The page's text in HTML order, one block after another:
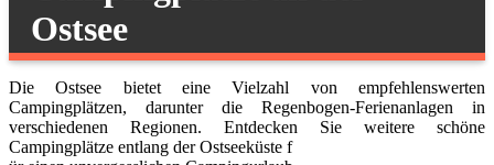
Ostsee
Die Ostsee bietet eine Vielzahl von empfehlenswerten
Campingplätzen, darunter die Regenbogen-Ferienanlagen in
verschiedenen Regionen. Entdecken Sie weitere schöne
Campingplätze entlang der Ostseeküste f